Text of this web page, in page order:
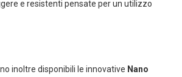
e resistenti pensate per un utilizzo
inoltre disponibili le innovative Nano